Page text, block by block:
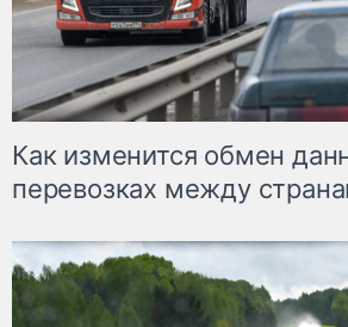
Как изменится обмен
перевозках между